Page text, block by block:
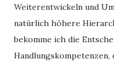
Weiterentwickeln und
natürlich höhere
bekomme ich die